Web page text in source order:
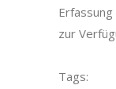
zur
Tags: